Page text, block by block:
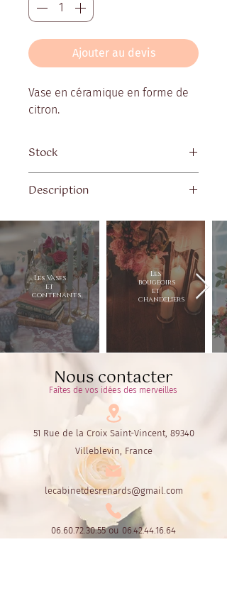
Ajouter au devis
Vase en céramique en forme de
citron.
Stock
Description
Dimensions : 25 x 20 cm
Les Vases
et
contenants
Les
bougeoirs
et
chandeliers
Nous contacter
Faîtes de vos idées des merveilles
51 Rue de la Croix Saint-Vincent, 89340
Villeblevin, France
lecabinetdesrenards@gmail.com
06.60.72.30.55ou 06.42.44.16.64